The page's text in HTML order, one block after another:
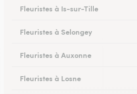
Fleuristes à Is-sur-Tille
Fleuristes à Selongey
Fleuristes à Auxonne
Fleuristes à Losne